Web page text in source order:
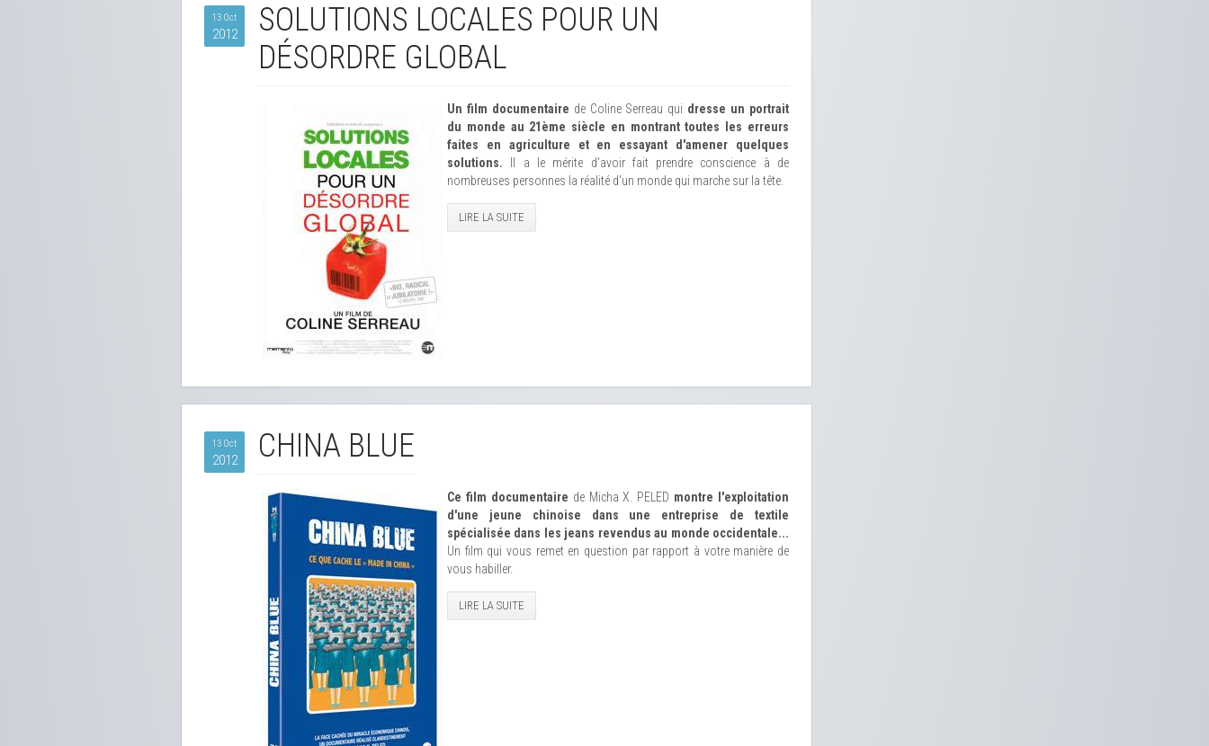
13 Oct
2012
SOLUTIONS LOCALES POUR UN
DÉSORDRE GLOBAL
Un film documentaire de Coline Serreau qui dresse un portrait
du monde au 21ème siècle en montrant toutes les erreurs
faites en agriculture et en essayant d'amener quelques
solutions.
Il a le mérite d'avoir fait prendre conscience à de
nombreuses personnes la réalité d'un monde qui marche sur la tête.
LIRE LA SUITE
13 Oct
2012 CHINA BLUE
Ce film documentaire de Micha X. PELED montre l'exploitation
d'une jeune chinoise dans une entreprise de textile
spécialisée dans les jeans revendus au monde occidentale...
Un film qui vous remet en question par rapport à votre manière de
vous habiller.
LIRE LA SUITE